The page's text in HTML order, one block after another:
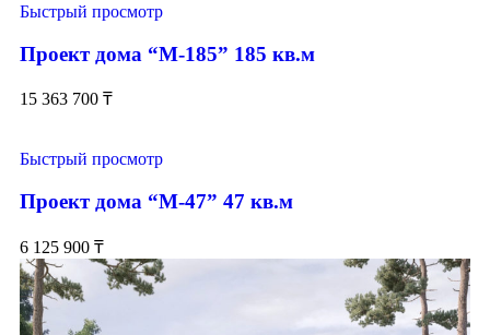
Быстрый просмотр
Проект дома “М-185” 185 кв.м
15 363 700 ₸
Быстрый просмотр
Проект дома “М-47” 47 кв.м
6 125 900 ₸